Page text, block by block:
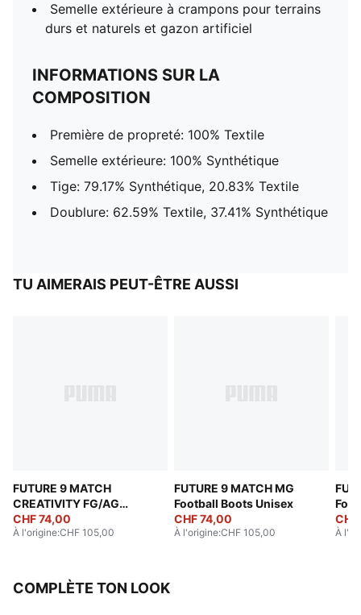
Semelle extérieure à crampons pour terrains
durs et naturels et gazon artificiel
INFORMATIONS SUR LA
COMPOSITION
Première de propreté: 100% Textile
Semelle extérieure: 100% Synthétique
Tige: 79.17% Synthétique, 20.83% Textile
Doublure: 62.59% Textile, 37.41% Synthétique
TU AIMERAIS PEUT-ÊTRE AUSSI
FUTURE 9 MATCH
CREATIVITY FG/AG
Football Boots Unisex
CHF 74,00
À l'origine:CHF 105,00
FUTURE 9 MATCH MG
Football Boots Unisex
CHF 74,00
À l'origine:CHF 105,00 À
COMPLÈTE TON LOOK